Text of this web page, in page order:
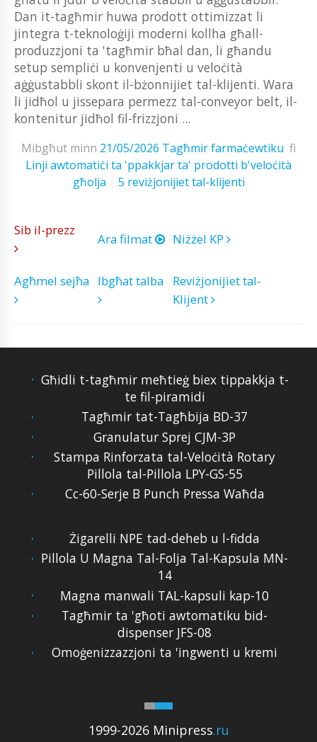
Dan it-tagħmir huwa prodott ottimizzat li
jintegra t-teknoloġiji moderni kollha għall-
produzzjoni ta 'tagħmir bħal dan, li għandu
setup sempliċi u konvenjenti u veloċità
aġġustabbli skont il-bżonnijiet tal-klijenti. Wara
li jidħol u jissepara permezz tal-conveyor belt, il-
kontenitur jidħol fil-frizzjoni ...
Mibgħut minn 21/05/2026 Tagħmir farmaċewtiku fi
Linji awtomatiċi ta 'ppakkjar ta' prodotti b'veloċità
għolja
5 reviżjonijiet tal-klijenti
Sib il-prezz
Ara filmat Niżżel KP
Agħmel sejħa Ibgħat talba
Reviżjonijiet tal-
Klijent
Għidli t-tagħmir meħtieġ biex tippakkja t-
te fil-piramidi
Tagħmir tat-Tagħbija BD-37
Granulatur Sprej CJM-3P
Stampa Rinforzata tal-Veloċità Rotary
Pillola tal-Pillola LPY-GS-55
Cc-60-Serje B Punch Pressa Waħda
1999-2026 Minipress.ru
Żigarelli NPE tad-deheb u l-fidda
Pillola U Magna Tal-Folja Tal-Kapsula MN-
14
Magna manwali TAL-kapsuli kap-10
Tagħmir ta 'għoti awtomatiku bid-
dispenser JFS-08
Omoġenizzazzjoni ta 'ingwenti u kremi